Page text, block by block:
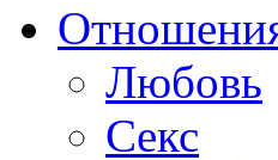
Любовь
Секс